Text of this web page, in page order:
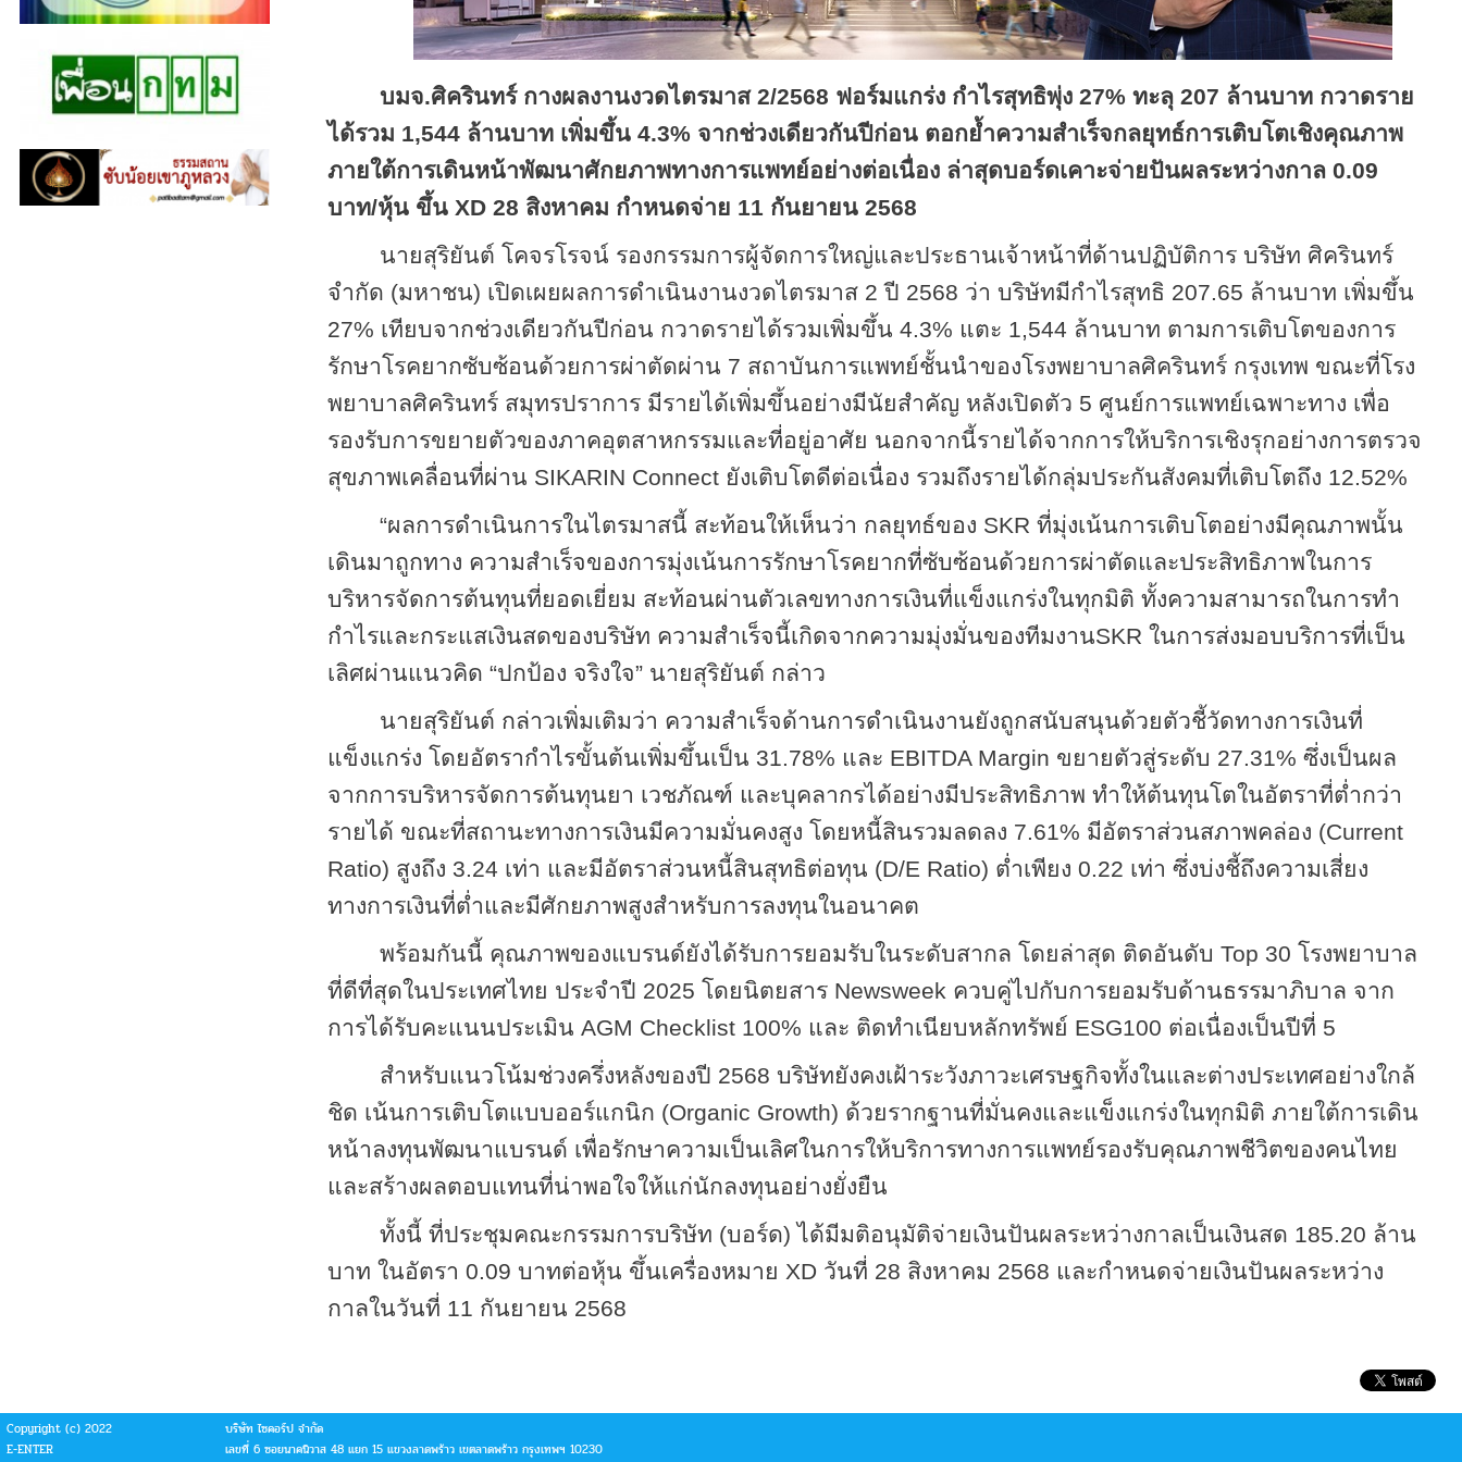
บมจ.ศิครินทร์ กางผลงานงวดไตรมาส 2/2568 ฟอร์มแกร่ง กำไรสุทธิพุ่ง 27%ทะลุ 207 ล้านบาท กวาดราย
ได้รวม 1,544 ล้านบาท เพิ่มขึ้น 4.3% จากช่วงเดียวกันปีก่อน ตอกย้ำความสำเร็จกลยุทธ์การเติบโตเชิงคุณภาพ
ภายใต้การเดินหน้าพัฒนาศักยภาพทางการแพทย์อย่างต่อเนื่อง ล่าสุดบอร์ดเคาะจ่ายปันผลระหว่างกาล 0.09
บาท/หุ้น ขึ้นXD 28 สิงหาคม กำหนดจ่าย 11 กันยายน 2568
นายสุริยันต์ โคจรโรจน์ รองกรรมการผู้จัดการใหญ่และประธานเจ้าหน้าที่ด้านปฏิบัติการ บริษัท ศิครินทร์
จำกัด (มหาชน) เปิดเผยผลการดำเนินงานงวดไตรมาส 2 ปี 2568 ว่า บริษัทมีกำไรสุทธิ 207.65 ล้านบาท เพิ่มขึ้น
27% เทียบจากช่วงเดียวกันปีก่อน กวาดรายได้รวมเพิ่มขึ้น 4.3% แตะ 1,544 ล้านบาท ตามการเติบโตของการ
รักษาโรคยากซับซ้อนด้วยการผ่าตัดผ่าน 7 สถาบันการแพทย์ชั้นนำของโรงพยาบาลศิครินทร์ กรุงเทพ ขณะที่โรง
พยาบาลศิครินทร์ สมุทรปราการ มีรายได้เพิ่มขึ้นอย่างมีนัยสำคัญ หลังเปิดตัว 5 ศูนย์การแพทย์เฉพาะทาง เพื่อ
รองรับการขยายตัวของภาคอุตสาหกรรมและที่อยู่อาศัย นอกจากนี้รายได้จากการให้บริการเชิงรุกอย่างการตรวจ
สุขภาพเคลื่อนที่ผ่าน SIKARIN Connect ยังเติบโตดีต่อเนื่อง รวมถึงรายได้กลุ่มประกันสังคมที่เติบโตถึง 12.52%
“ผลการดำเนินการในไตรมาสนี้ สะท้อนให้เห็นว่า กลยุทธ์ของ SKRที่มุ่งเน้นการเติบโตอย่างมีคุณภาพนั้น
เดินมาถูกทาง ความสำเร็จของการมุ่งเน้นการรักษาโรคยากที่ซับซ้อนด้วยการผ่าตัดและประสิทธิภาพในการ
บริหารจัดการต้นทุนที่ยอดเยี่ยม สะท้อนผ่านตัวเลขทางการเงินที่แข็งแกร่งในทุกมิติ ทั้งความสามารถในการทำ
กำไรและกระแสเงินสดของบริษัท ความสำเร็จนี้เกิดจากความมุ่งมั่นของทีมงานSKRในการส่งมอบบริการที่เป็น
เลิศผ่านแนวคิด“ปกป้อง จริงใจ” นายสุริยันต์ กล่าว
นายสุริยันต์ กล่าวเพิ่มเติมว่า ความสำเร็จด้านการดำเนินงานยังถูกสนับสนุนด้วยตัวชี้วัดทางการเงินที่
แข็งแกร่ง โดยอัตรากำไรขั้นต้นเพิ่มขึ้นเป็น 31.78% และ EBITDA Margin ขยายตัวสู่ระดับ 27.31% ซึ่งเป็นผล
จากการบริหารจัดการต้นทุนยา เวชภัณฑ์ และบุคลากรได้อย่างมีประสิทธิภาพ ทำให้ต้นทุนโตในอัตราที่ต่ำกว่า
รายได้ ขณะที่สถานะทางการเงินมีความมั่นคงสูง โดยหนี้สินรวมลดลง 7.61% มีอัตราส่วนสภาพคล่อง (Current
Ratio) สูงถึง 3.24 เท่า และมีอัตราส่วนหนี้สินสุทธิต่อทุน (D/E Ratio) ต่ำเพียง0.22 เท่า ซึ่งบ่งชี้ถึงความเสี่ยง
ทางการเงินที่ต่ำและมีศักยภาพสูงสำหรับการลงทุนในอนาคต
พร้อมกันนี้ คุณภาพของแบรนด์ยังได้รับการยอมรับในระดับสากล โดยล่าสุด ติดอันดับTop 30 โรงพยาบาล
ที่ดีที่สุดในประเทศไทย ประจำปี 2025 โดยนิตยสาร Newsweek ควบคู่ไปกับการยอมรับด้านธรรมาภิบาล จาก
การได้รับคะแนนประเมินAGM Checklist 100% และ ติดทำเนียบหลักทรัพย์ ESG100 ต่อเนื่องเป็นปีที่ 5
สำหรับแนวโน้มช่วงครึ่งหลังของปี 2568 บริษัทยังคงเฝ้าระวังภาวะเศรษฐกิจทั้งในและต่างประเทศอย่างใกล้
ชิด เน้นการเติบโตแบบออร์แกนิก (Organic Growth) ด้วยรากฐานที่มั่นคงและแข็งแกร่งในทุกมิติ ภายใต้การเดิน
หน้าลงทุนพัฒนาแบรนด์ เพื่อรักษาความเป็นเลิศในการให้บริการทางการแพทย์รองรับคุณภาพชีวิตของคนไทย
และสร้างผลตอบแทนที่น่าพอใจให้แก่นักลงทุนอย่างยั่งยืน
ทั้งนี้ ที่ประชุมคณะกรรมการบริษัท (บอร์ด) ได้มีมติอนุมัติจ่ายเงินปันผลระหว่างกาลเป็นเงินสด 185.20 ล้าน
บาท ในอัตรา 0.09 บาทต่อหุ้น ขึ้นเครื่องหมายXD วันที่ 28 สิงหาคม 2568 และกำหนดจ่ายเงินปันผลระหว่าง
กาลในวันที่ 11 กันยายน 2568
Copyright (c) 2022
บริษัท ไซคอร์ป จำกัด
E-ENTER
เลขที่ 6 ซอยนาคนิวาส 48 แยก 15 แขวงลาดพร้าว เขตลาดพร้าว กรุงเทพฯ 10230